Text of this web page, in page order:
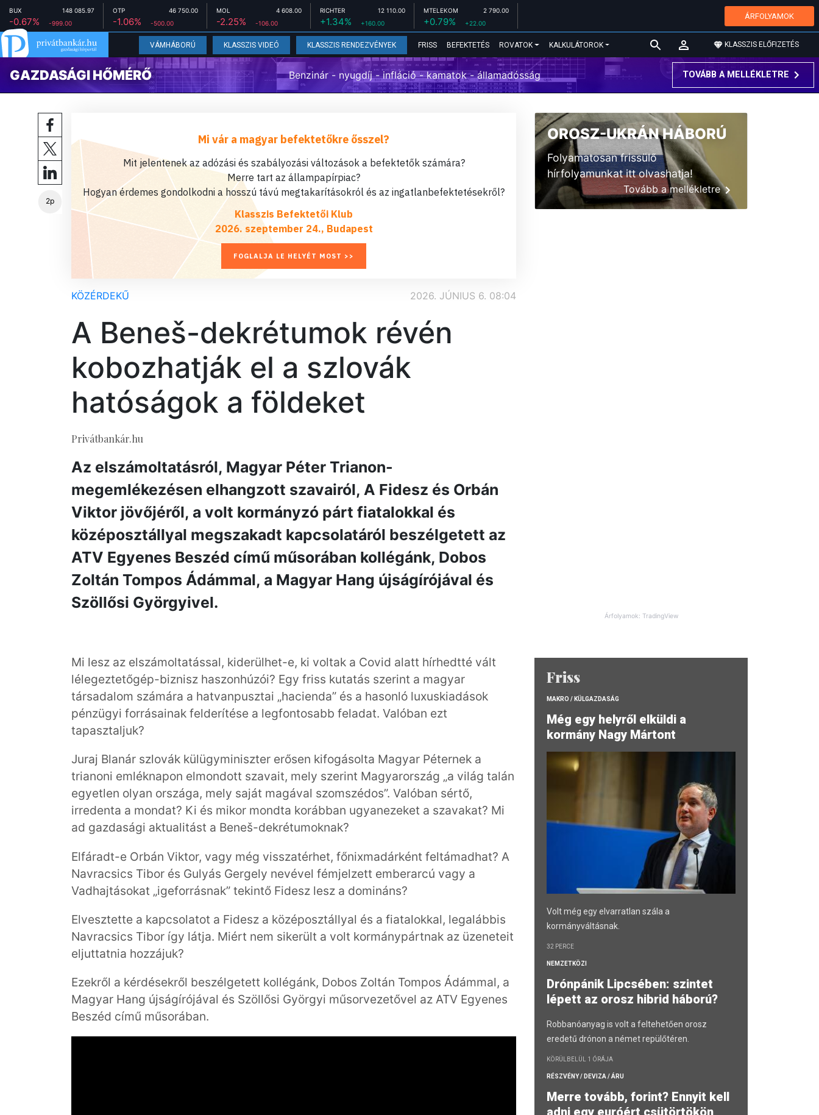
BUX 148 085.97
-0.67% -999.00
OTP 46 750.00
-1.06% -500.00
MOL 4 608.00
-2.25% -106.00
RICHTER 12 110.00
+1.34% +160.00
MTELEKOM 2 790.00
+0.79% +22.00
ÁRFOLYAMOK
VÁMHÁBORÚ KLASSZIS VIDEÓ KLASSZIS RENDEZVÉNYEK FRISS BEFEKTETÉS ROVATOK KALKULÁTOROK KLASSZIS ELŐFIZETÉS
GAZDASÁGI HŐMÉRŐ Benzinár - nyugdíj - infláció - kamatok - államadósság TOVÁBB A MELLÉKLETRE
2p
Mi vár a magyar befektetőkre ősszel?
Mit jelentenek az adózási és szabályozási változások a befektetők számára?
Merre tart az állampapírpiac?
Hogyan érdemes gondolkodni a hosszú távú megtakarításokról és az ingatlanbefektetésekről?
Klasszis Befektetői Klub
2026. szeptember 24., Budapest
FOGLALJA LE HELYÉT MOST >>
KÖZÉRDEKŰ 2026. JÚNIUS 6. 08:04
A Beneš-dekrétumok révén
kobozhatják el a szlovák
hatóságok a földeket
Privátbankár.hu
Az elszámoltatásról, Magyar Péter Trianon-
megemlékezésen elhangzott szavairól, A Fidesz és Orbán
Viktor jövőjéről, a volt kormányzó párt fiatalokkal és
középosztállyal megszakadt kapcsolatáról beszélgetett az
ATV Egyenes Beszéd című műsorában kollégánk, Dobos
Zoltán Tompos Ádámmal, a Magyar Hang újságírójával és
Szöllősi Györgyivel.
Mi lesz az elszámoltatással, kiderülhet-e, ki voltak a Covid alatt hírhedtté vált
lélegeztetőgép-biznisz haszonhúzói? Egy friss kutatás szerint a magyar
társadalom számára a hatvanpusztai „hacienda” és a hasonló luxuskiadások
pénzügyi forrásainak felderítése a legfontosabb feladat. Valóban ezt
tapasztaljuk?
Juraj Blanár szlovák külügyminiszter erősen kifogásolta Magyar Péternek a
trianoni emléknapon elmondott szavait, mely szerint Magyarország „a világ talán
egyetlen olyan országa, mely saját magával szomszédos”. Valóban sértő,
irredenta a mondat? Ki és mikor mondta korábban ugyanezeket a szavakat? Mi
ad gazdasági aktualitást a Beneš-dekrétumoknak?
Elfáradt-e Orbán Viktor, vagy még visszatérhet, főnixmadárként feltámadhat? A
Navracsics Tibor és Gulyás Gergely nevével fémjelzett emberarcú vagy a
Vadhajtásokat „igeforrásnak” tekintő Fidesz lesz a domináns?
Elvesztette a kapcsolatot a Fidesz a középosztállyal és a fiatalokkal, legalábbis
Navracsics Tibor így látja. Miért nem sikerült a volt kormánypártnak az üzeneteit
eljuttatnia hozzájuk?
Ezekről a kérdésekről beszélgetett kollégánk, Dobos Zoltán Tompos Ádámmal, a
Magyar Hang újságírójával és Szöllősi Györgyi műsorvezetővel az ATV Egyenes
Beszéd című műsorában.
OROSZ-UKRÁN HÁBORÚ
Folyamatosan frissülő
hírfolyamunkat itt olvashatja!
Tovább a mellékletre
Árfolyamok: TradingView
Friss
MAKRO / KÜLGAZDASÁG
Még egy helyről elküldi a
kormány Nagy Mártont
Volt még egy elvarratlan szála a
kormányváltásnak.
32 PERCE
NEMZETKÖZI
Drónpánik Lipcsében: szintet
lépett az orosz hibrid háború?
Robbanóanyag is volt a feltehetően orosz
eredetű drónon a német repülőtéren.
KÖRÜLBELÜL 1 ÓRÁJA
RÉSZVÉNY / DEVIZA / ÁRU
Merre tovább, forint? Ennyit kell
adni egy euróért csütörtökön